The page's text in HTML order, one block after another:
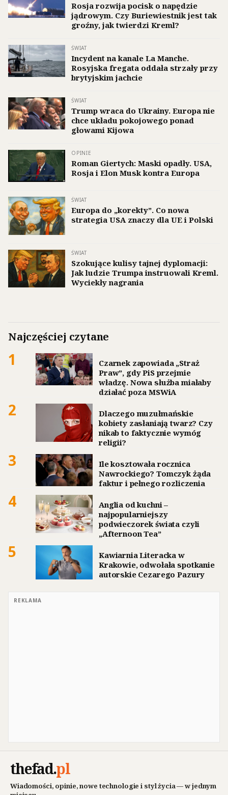
Rosja rozwija pocisk o napędzie
jądrowym. Czy Buriewiestnik jest tak
groźny, jak twierdzi Kreml?
ŚWIAT
Incydent na kanale La Manche.
Rosyjska fregata oddała strzały przy
brytyjskim jachcie
ŚWIAT
Trump wraca do Ukrainy. Europa nie
chce układu pokojowego ponad
głowami Kijowa
OPINIE
Roman Giertych: Maski opadły. USA,
Rosja i Elon Musk kontra Europa
ŚWIAT
Europa do „korekty”. Co nowa
strategia USA znaczy dla UE i Polski
ŚWIAT
Szokujące kulisy tajnej dyplomacji:
Jak ludzie Trumpa instruowali Kreml.
Wyciekły nagrania
Najczęściej czytane
1
Czarnek zapowiada „Straż
Praw”, gdy PiS przejmie
władzę. Nowa służba miałaby
działać poza MSWiA
2
Dlaczego muzułmańskie
kobiety zasłaniają twarz? Czy
nikab to faktycznie wymóg
religii?
3
Ile kosztowała rocznica
Nawrockiego? Tomczyk żąda
faktur i pełnego rozliczenia
4
Anglia od kuchni –
najpopularniejszy
podwieczorek świata czyli
„Afternoon Tea”
5
Kawiarnia Literacka w
Krakowie, odwołała spotkanie
autorskie Cezarego Pazury
REKLAMA
thefad.pl
Wiadomości, opinie, nowe technologie i styl życia — w jednym